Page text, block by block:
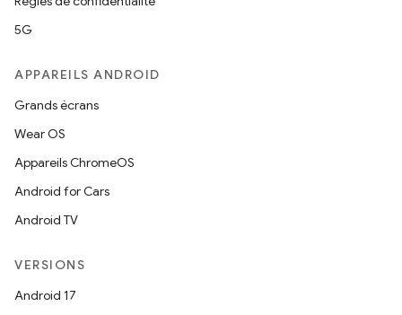
5G
APPAREILS ANDROID
Grands écrans
Wear OS
Appareils ChromeOS
Android for Cars
Android TV
VERSIONS
Android 17